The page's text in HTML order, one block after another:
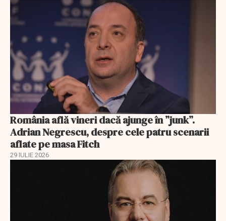
România află vineri dacă ajunge în ”junk”.
Adrian Negrescu, despre cele patru scenarii
aflate pe masa Fitch
29 IULIE 2026